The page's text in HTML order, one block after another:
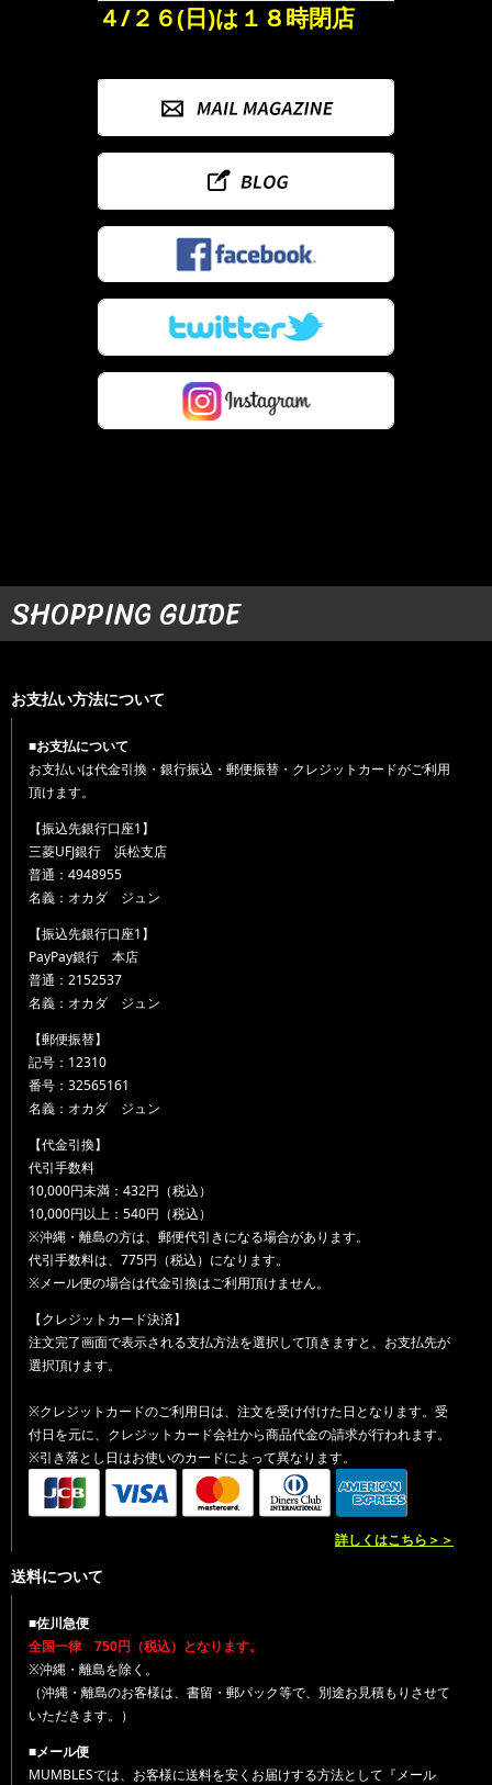
４/２６(日)は１８時閉店
SHOPPING GUIDE
お支払い方法について
■お支払について
お支払いは代金引換・銀行振込・郵便振替・クレジットカードがご利用
頂けます。
【振込先銀行口座1】
三菱UFJ銀行 浜松支店
普通：4948955
名義：オカダ ジュン
【振込先銀行口座1】
PayPay銀行 本店
普通：2152537
名義：オカダ ジュン
【郵便振替】
記号：12310
番号：32565161
名義：オカダ ジュン
【代金引換】
代引手数料
10,000円未満：432円（税込）
10,000円以上：540円（税込）
※沖縄・離島の方は、郵便代引きになる場合があります。
代引手数料は、775円（税込）になります。
※メール便の場合は代金引換はご利用頂けません。
【クレジットカード決済】
注文完了画面で表示される支払方法を選択して頂きますと、お支払先が
選択頂けます。
※クレジットカードのご利用日は、注文を受け付けた日となります。受
付日を元に、クレジットカード会社から商品代金の請求が行われます。
※引き落とし日はお使いのカードによって異なります。
詳しくはこちら＞＞
送料について
■佐川急便
全国一律 750円（税込）となります。
※沖縄・離島を除く。
（沖縄・離島のお客様は、書留・郵パック等で、別途お見積もりさせて
いただきます。）
■メール便
MUMBLESでは、お客様に送料を安くお届けする方法として『メール